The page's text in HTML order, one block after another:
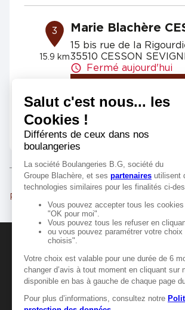
3
15.9 km
Marie Blachère
15 bis rue de la
35510 CESSON
Fermé aujourd'hui
Rennes
MANGER-
Manger-Bouger.fr